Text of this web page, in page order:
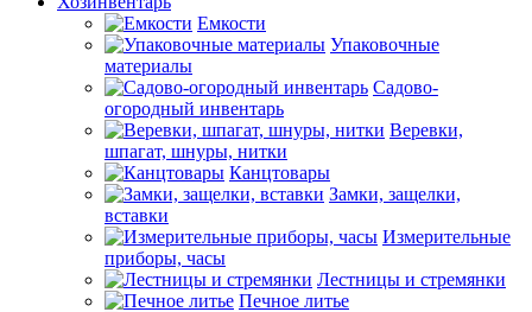
Емкости
Упаковочные
материалы
Садово-
огородный инвентарь
Веревки,
шпагат, шнуры, нитки
Канцтовары
Замки, защелки,
вставки
Измерительные
приборы, часы
Лестницы и стремянки
Печное литье